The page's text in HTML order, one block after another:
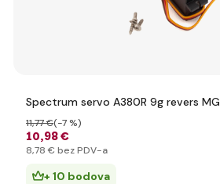
Spectrum servo A380R 9g revers MG
10,98 €
11,77 €(-7 %)
8,78 € bez PDV-a
+ 10 bodova